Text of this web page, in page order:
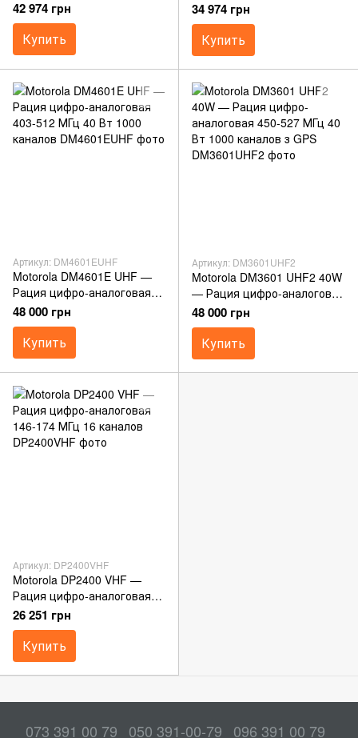
136-174 МГц 5 Вт 1000
каналов
42 974 грн
Купить
МГц 5 Вт 64 канала
34 974 грн
Купить
Артикул: DM4601EUHF
Motorola DM4601E UHF —
Рация цифро-аналоговая
403-512 МГц 40 Вт 1000
каналов
48 000 грн
Купить
Артикул: DM3601UHF2
Motorola DM3601 UHF2 40W
— Рация цифро-аналоговая
450-527 МГц 40 Вт 1000
каналов з GPS
48 000 грн
Купить
Артикул: DP2400VHF
Motorola DP2400 VHF —
Рация цифро-аналоговая
146-174 МГц 16 каналов
26 251 грн
Купить
073 391 00 79 050 391-00-79 096 391 00 79